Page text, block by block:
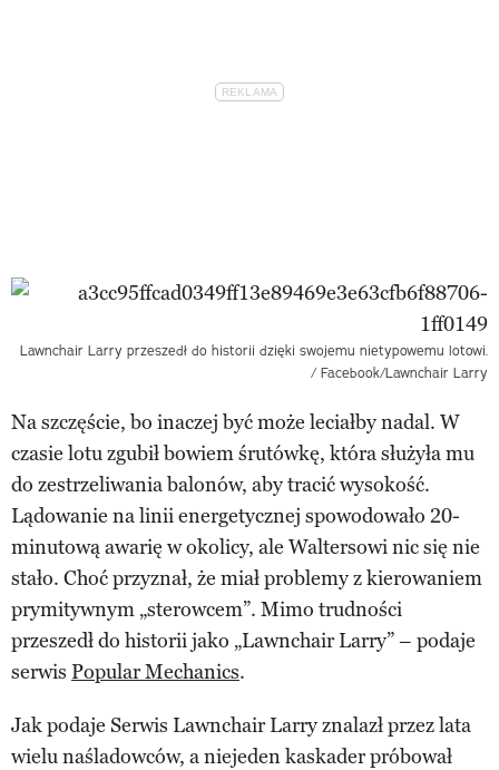
Lawnchair Larry przeszedł do historii dzięki swojemu nietypowemu lotowi.
/ Facebook/Lawnchair Larry
Na szczęście, bo inaczej być może leciałby nadal. W
czasie lotu zgubił bowiem śrutówkę, która służyła mu
do zestrzeliwania balonów, aby tracić wysokość.
Lądowanie na linii energetycznej spowodowało 20-
minutową awarię w okolicy, ale Waltersowi nic się nie
stało. Choć przyznał, że miał problemy z kierowaniem
prymitywnym „sterowcem”. Mimo trudności
przeszedł do historii jako „Lawnchair Larry” – podaje
serwis Popular Mechanics.
Jak podaje Serwis Lawnchair Larry znalazł przez lata
wielu naśladowców, a niejeden kaskader próbował